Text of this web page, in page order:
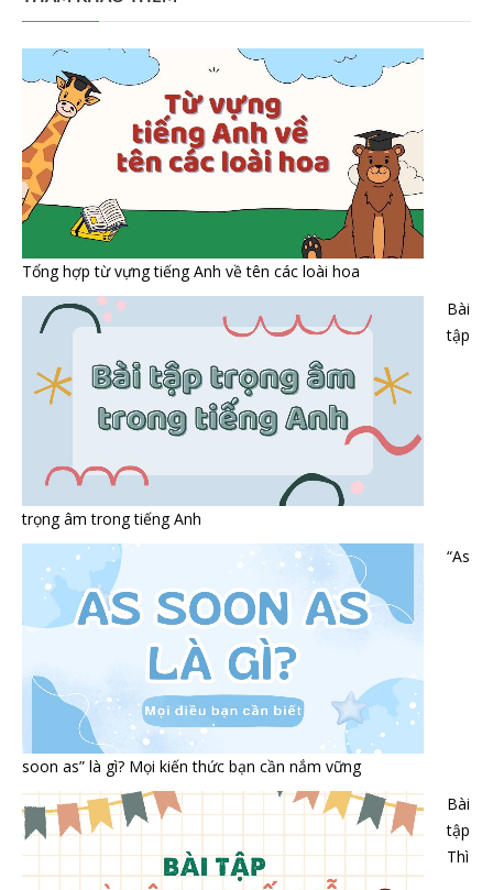
Tổng hợp từ vựng tiếng Anh về tên các loài hoa
Bài
tập
trọng âm trong tiếng Anh
“As
soon as” là gì? Mọi kiến thức bạn cần nắm vững
Bài
tập
Thì